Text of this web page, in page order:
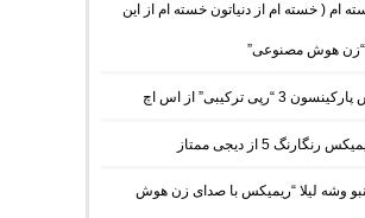
ام ( خسته ام از دنیاتون خسته ام از این
“زن هوش مصنوعی”
“رپی ترکیبی” از اس اچ
5 از دیجی ممتاز
وشه لیلا “ریمیکس با صدای زن هوش